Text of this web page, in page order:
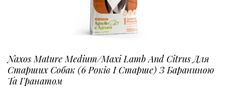
Naxos Mature Medium/Maxi Lamb And Citrus Для
Старших Собак (6 Років І Старше) З Бараниною
Та Гранатом